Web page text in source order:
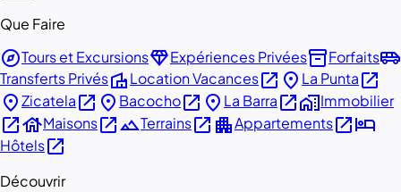
Que Faire
exploreTours et ExcursionsdiamondExpériences Privéesinventory_2Forfaitsairport_shuttle
Transferts PrivésvillaLocation Vacancesopen_in_new place La Puntaopen_in_new
placeZicatelaopen_in_new place Bacochoopen_in_new place La Barraopen_in_newhome_workImmobilier
open_in_newhouseMaisonsopen_in_newlandscapeTerrainsopen_in_new apartmentAppartementsopen_in_newhotel
Hôtelsopen_in_new
Découvrir